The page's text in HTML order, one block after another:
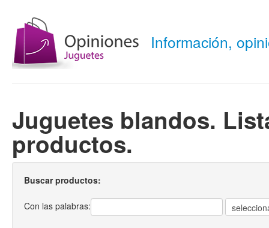
Información,
Juguetes blandos.
productos.
Buscar productos:
Con las palabras: